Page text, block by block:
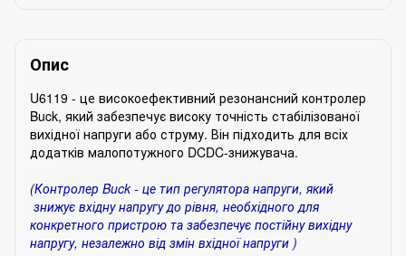
Опис
U6119 - це високоефективний резонансний контролер
Buck, який забезпечує високу точність стабілізованої
вихідної напруги або струму. Він підходить для всіх
додатків малопотужного DCDC-знижувача.
(Контролер Buck - це тип регулятора напруги, який
знижує вхідну напругу до рівня, необхідного для
конкретного пристрою та забезпечує постійну вихідну
напругу, незалежно від змін вхідної напруги )